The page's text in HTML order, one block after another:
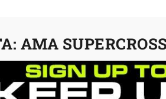
AMA